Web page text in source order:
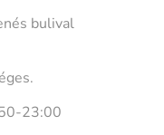
bulival
23:00